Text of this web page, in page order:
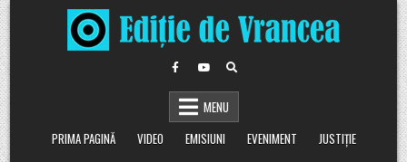
Skip
to
content
MENU
PRIMA PAGINĂ
VIDEO EMISIUNI EVENIMENT
JUSTIȚIE